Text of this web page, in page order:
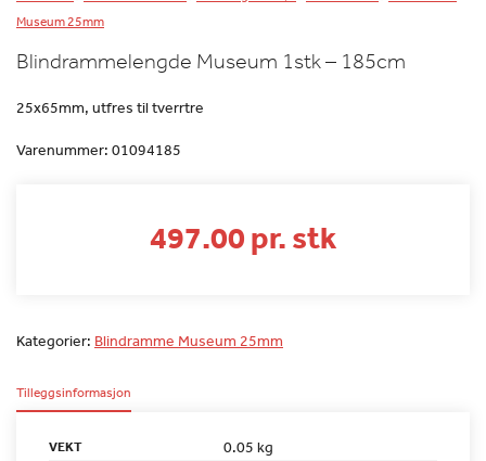
Museum 25mm
Blindrammelengde Museum 1stk – 185cm
25x65mm, utfres til tverrtre
Varenummer: 01094185
497.00 pr. stk
Kategorier: Blindramme Museum 25mm
Tilleggsinformasjon
VEKT 0.05 kg